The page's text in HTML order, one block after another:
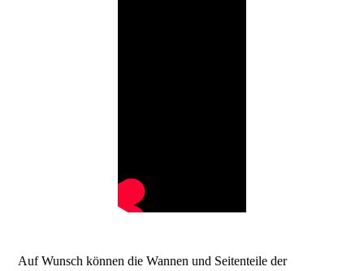
Auf Wunsch können die Wannen und Seitenteile der